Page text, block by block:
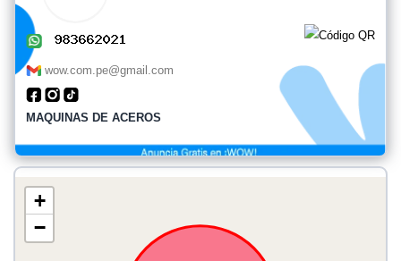
wow.com.pe@gmail.com
MAQUINAS DE ACEROS
+
−